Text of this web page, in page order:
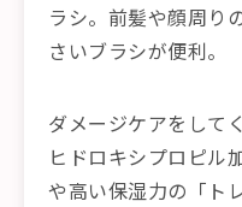
ラシ。前髪や顔周り
さいブラシが便利。
ダメージケアをして
ヒドロキシプロピル
や高い保湿力の「ト